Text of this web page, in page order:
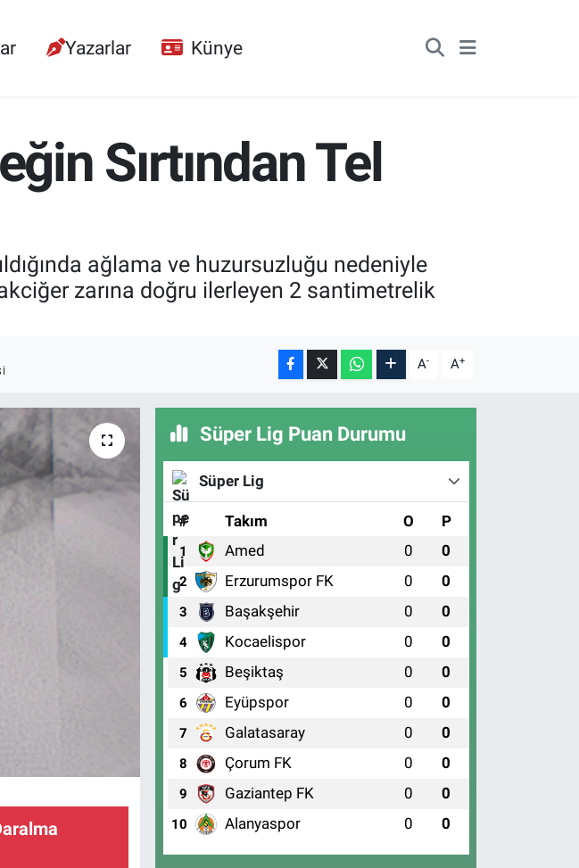
Yazarlar Künye
Sırtından Tel
ağlama ve huzursuzluğu nedeniyle
zarına doğru ilerleyen 2 santimetrelik
A- A+
Süper Lig Puan Durumu
Süper Lig
# Takım O P
1 Amed 0 0
2 Erzurumspor FK 0 0
3 Başakşehir 0 0
4 Kocaelispor 0 0
5 Beşiktaş 0 0
6 Eyüpspor 0 0
7 Galatasaray 0 0
8 Çorum FK 0 0
9 Gaziantep FK 0 0
10 Alanyaspor 0 0